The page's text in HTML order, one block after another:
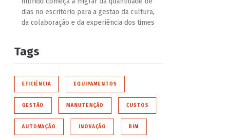
dias no escritório para a gestão da cultura,
da colaboração e da experiência dos times
Tags
EFICIÊNCIA EQUIPAMENTOS
GESTÃO MANUTENÇÃO CUSTOS
AUTOMAÇÃO INOVAÇÃO BIM